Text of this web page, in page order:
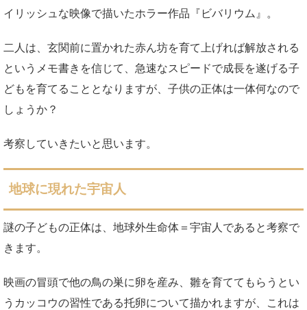
イリッシュな映像で描いたホラー作品『ビバリウム』。
二人は、玄関前に置かれた赤ん坊を育て上げれば解放される
というメモ書きを信じて、急速なスピードで成長を遂げる子
どもを育てることとなりますが、子供の正体は一体何なので
しょうか？
考察していきたいと思います。
地球に現れた宇宙人
謎の子どもの正体は、地球外生命体＝宇宙人であると考察で
きます。
映画の冒頭で他の鳥の巣に卵を産み、雛を育ててもらうとい
うカッコウの習性である托卵について描かれますが、これは